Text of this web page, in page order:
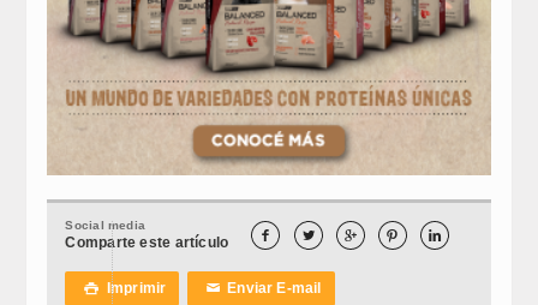
Social media
Comparte este artículo     
 Imprimir ✉Enviar E-mail